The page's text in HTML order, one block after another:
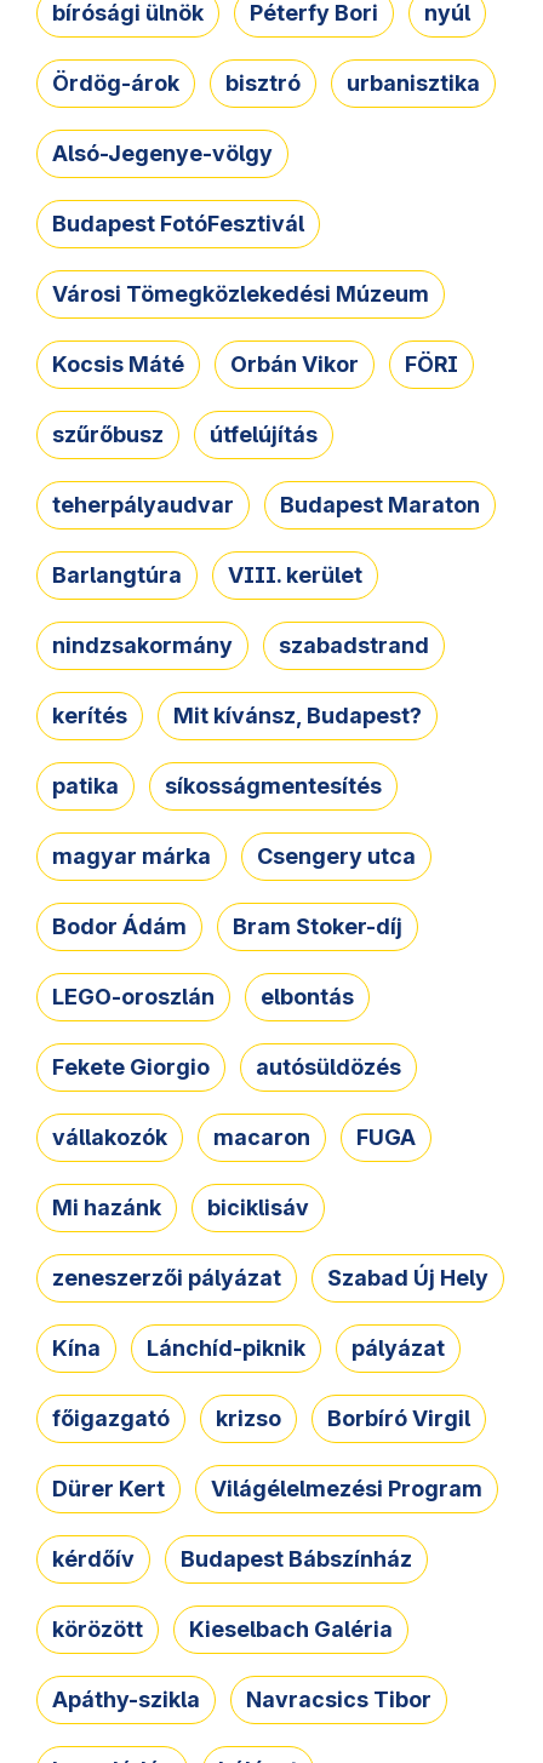
bírósági ülnök Péterfy Bori nyúl
Ördög-árok bisztró urbanisztika
Alsó-Jegenye-völgy
Budapest FotóFesztivál
Városi Tömegközlekedési Múzeum
Kocsis Máté Orbán Vikor FÖRI
szűrőbusz útfelújítás
teherpályaudvar Budapest Maraton
Barlangtúra VIII. kerület
nindzsakormány szabadstrand
kerítés Mit kívánsz, Budapest?
patika síkosságmentesítés
magyar márka Csengery utca
Bodor Ádám Bram Stoker-díj
LEGO-oroszlán elbontás
Fekete Giorgio autósüldözés
vállakozók macaron FUGA
Mi hazánk biciklisáv
zeneszerzői pályázat Szabad Új Hely
Kína Lánchíd-piknik pályázat
főigazgató krizso Borbíró Virgil
Dürer Kert Világélelmezési Program
kérdőív Budapest Bábszínház
körözött Kieselbach Galéria
Apáthy-szikla Navracsics Tibor